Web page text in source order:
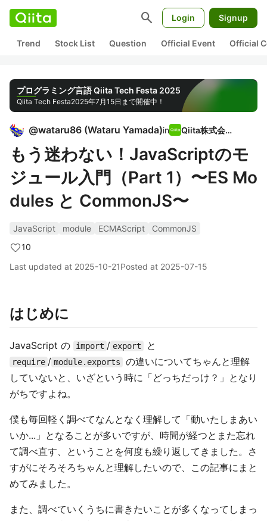
search Login Signup
Trend Stock List Question Official Event Official
プログラミング言語 Qiita Tech Festa 2025
Qiita Tech Festa2025年7月15日まで開催中！
@wataru86 (Wataru Yamada)in Qiita株式会社
もう迷わない！JavaScriptのモ
ジュール入門（Part 1）〜ES Mo
dules と CommonJS〜
JavaScript module ECMAScript
CommonJS
10
Last updated at 2025-10-21Posted at 2025-07-15
はじめに
JavaScript の import / export と
require / module.exports
の違いについてちゃんと理解
していないと、いざという時に「どっちだっけ？」となり
がちですよね。
僕も毎回軽く調べてなんとなく理解して「動いたしまあい
いか...」となることが多いですが、時間が経つとまた忘れ
て調べ直す、ということを何度も繰り返してきました。さ
すがにそろそろちゃんと理解したいので、この記事にまと
めてみました。
また、調べていくうちに書きたいことが多くなってしまっ